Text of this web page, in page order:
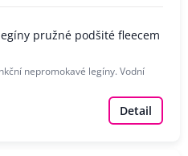
pružné podšité fleecem
nepromokavé legíny. Vodní
Detail